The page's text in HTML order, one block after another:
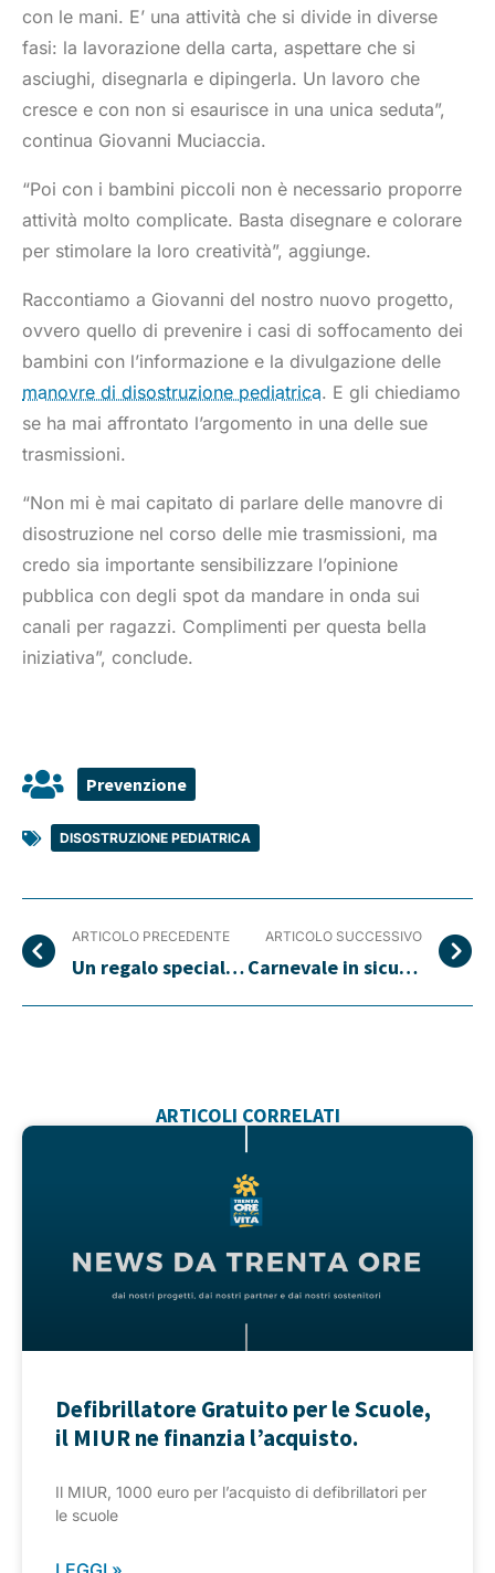
con le mani. E’ una attività che si divide in diverse
fasi: la lavorazione della carta, aspettare che si
asciughi, disegnarla e dipingerla. Un lavoro che
cresce e con non si esaurisce in una unica seduta”,
continua Giovanni Muciaccia.
“Poi con i bambini piccoli non è necessario proporre
attività molto complicate. Basta disegnare e colorare
per stimolare la loro creatività”, aggiunge.
Raccontiamo a Giovanni del nostro nuovo progetto,
ovvero quello di prevenire i casi di soffocamento dei
bambini con l’informazione e la divulgazione delle
manovre di disostruzione pediatrica. E gli chiediamo
se ha mai affrontato l’argomento in una delle sue
trasmissioni.
“Non mi è mai capitato di parlare delle manovre di
disostruzione nel corso delle mie trasmissioni, ma
credo sia importante sensibilizzare l’opinione
pubblica con degli spot da mandare in onda sui
canali per ragazzi. Complimenti per questa bella
iniziativa”, conclude.
Prevenzione
DISOSTRUZIONE PEDIATRICA
ARTICOLO PRECEDENTE
Un regalo speciale per la maestra di tuo figlio
ARTICOLO SUCCESSIVO
Carnevale in sicurezza con i consigli del Ministero della Salute
ARTICOLI CORRELATI
Defibrillatore Gratuito per le Scuole,
il MIUR ne finanzia l’acquisto.
Il MIUR, 1000 euro per l’acquisto di defibrillatori per
le scuole